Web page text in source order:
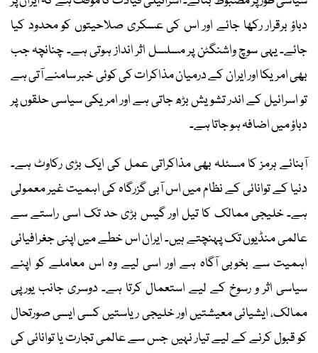
دباؤ برقرار رکھا جائے اور اس کی عسکری صلاحیتوں کو محدود کیا
جائے۔ یہی سوچ واشنگٹن پر مسلسل اثر انداز ہوتی ہے۔ چنانچہ جب
بھی امریکا اور ایران کے درمیان مذاکرات کی کوئی خبر سامنے آتی ہے
تو اسرائیل کے اندر تشویش بڑھ جاتی ہے اور امریکی سیاسی حلقوں پر
دباؤ میں اضافہ ہو جاتا ہے۔
آبنائے ہرمز کا مسئلہ بھی مذاکراتی عمل کی ایک بڑی رکاوٹ ہے۔
دنیا کے توانائی کے نظام میں اس آبی گزرگاہ کی اہمیت غیر معمولی
ہے۔ خلیجی ممالک کا تیل اور گیس بڑی حد تک اسی راستے سے
عالمی منڈیوں تک پہنچتے ہیں۔ ایران اس خطے میں اپنی جغرافیائی
اہمیت سے بخوبی آگاہ ہے اور اسی لیے وہ اس معاملے کو اپنے
سیاسی اثر و رسوخ کے لیے استعمال کرتا ہے۔ دوسری جانب یورپی
ممالک، ایشیائی معیشتیں اور خلیجی ریاستیں کسی ایسی صورتحال
کو قبول کرنے کے لیے تیار نہیں جس سے عالمی تجارت یا توانائی کی